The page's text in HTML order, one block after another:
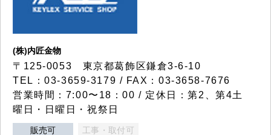
(株)内匠金物
〒125-0053 東京都葛飾区鎌倉3-6-10
TEL：03-3659-3179 / FAX：03-3658-7676
営業時間：7:00〜18：00 / 定休日：第2、第4土
曜日・日曜日・祝祭日
販売可 工事・取付可